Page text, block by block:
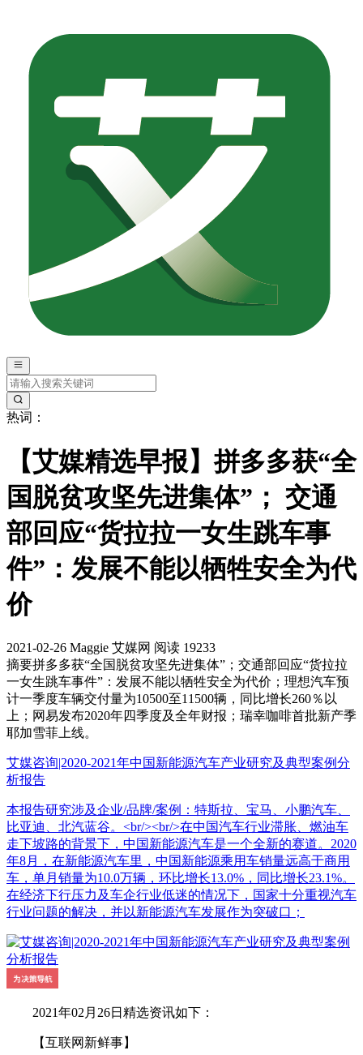
热词：
【艾媒精选早报】拼多多获“全
国脱贫攻坚先进集体”； 交通
部回应“货拉拉一女生跳车事
件”：发展不能以牺牲安全为代
价
2021-02-26 Maggie 艾媒网 阅读 19233
摘要拼多多获“全国脱贫攻坚先进集体”；交通部回应“货拉拉
一女生跳车事件”：发展不能以牺牲安全为代价；理想汽车预
计一季度车辆交付量为10500至11500辆，同比增长260％以
上；网易发布2020年四季度及全年财报；瑞幸咖啡首批新产季
耶加雪菲上线。
艾媒咨询|2020-2021年中国新能源汽车产业研究及典型案例分
析报告
本报告研究涉及企业/品牌/案例：特斯拉、宝马、小鹏汽车、
比亚迪、北汽蓝谷。<br/><br/>在中国汽车行业滞胀、燃油车
走下坡路的背景下，中国新能源汽车是一个全新的赛道。2020
年8月，在新能源汽车里，中国新能源乘用车销量远高于商用
车，单月销量为10.0万辆，环比增长13.0%，同比增长23.1%。
在经济下行压力及车企行业低迷的情况下，国家十分重视汽车
行业问题的解决，并以新能源汽车发展作为突破口；
2021年02月26日精选资讯如下：
【互联网新鲜事】